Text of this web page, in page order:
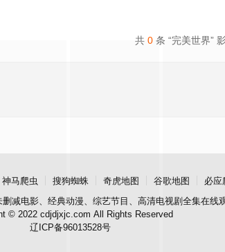
共 0 条 “完美世界”
神马爬虫 搜狗蜘蛛 奇虎地图 谷歌地图
必应
减电影、经典动漫、综艺节目、高清电视剧全集在线
© 2022 cdjdjxjc.com All Rights Reserved
辽ICP备96013528号